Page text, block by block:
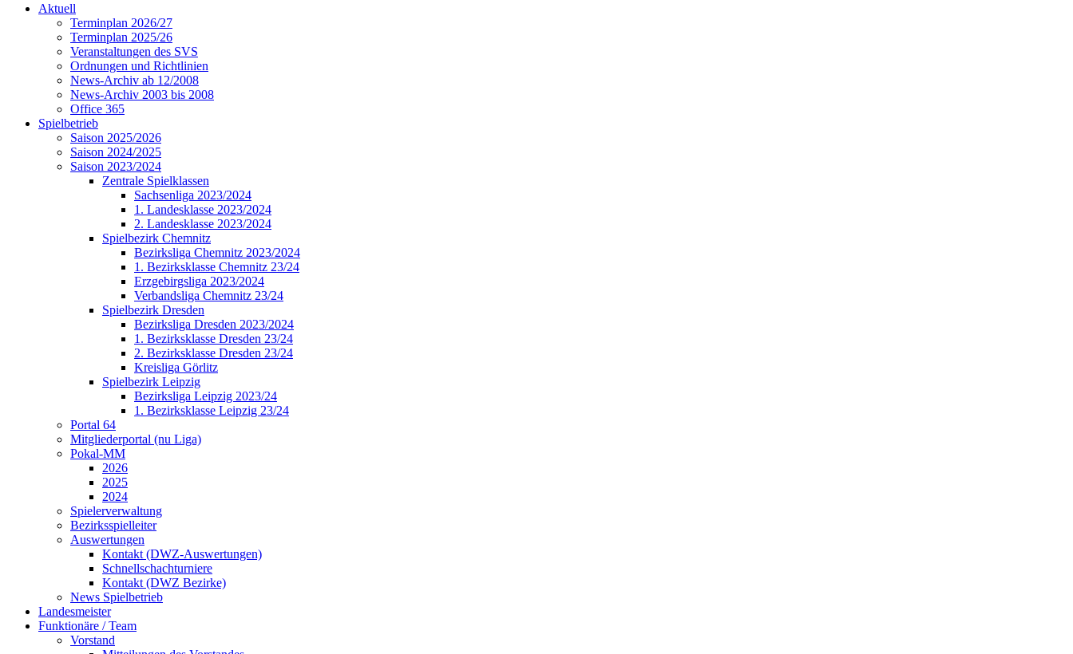
Aktuell
Terminplan 2026/27
Terminplan 2025/26
Veranstaltungen des SVS
Ordnungen und Richtlinien
News-Archiv ab 12/2008
News-Archiv 2003 bis 2008
Office 365
Spielbetrieb
Saison 2025/2026
Saison 2024/2025
Saison 2023/2024
Zentrale Spielklassen
Sachsenliga 2023/2024
1. Landesklasse 2023/2024
2. Landesklasse 2023/2024
Spielbezirk Chemnitz
Bezirksliga Chemnitz 2023/2024
1. Bezirksklasse Chemnitz 23/24
Erzgebirgsliga 2023/2024
Verbandsliga Chemnitz 23/24
Spielbezirk Dresden
Bezirksliga Dresden 2023/2024
1. Bezirksklasse Dresden 23/24
2. Bezirksklasse Dresden 23/24
Kreisliga Görlitz
Spielbezirk Leipzig
Bezirksliga Leipzig 2023/24
1. Bezirksklasse Leipzig 23/24
Portal 64
Mitgliederportal (nu Liga)
Pokal-MM
2026
2025
2024
Spielerverwaltung
Bezirksspielleiter
Auswertungen
Kontakt (DWZ-Auswertungen)
Schnellschachturniere
Kontakt (DWZ Bezirke)
News Spielbetrieb
Landesmeister
Funktionäre / Team
Vorstand